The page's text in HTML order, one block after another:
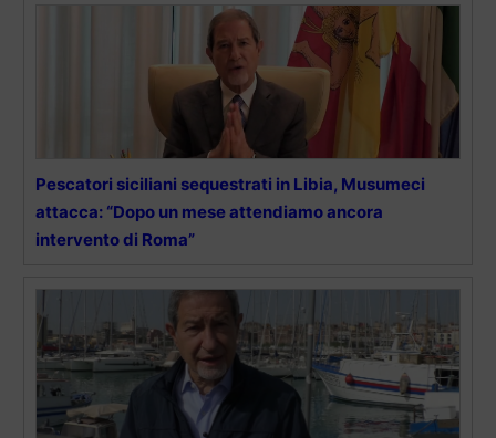
Pescatori siciliani sequestrati in Libia, Musumeci
attacca: “Dopo un mese attendiamo ancora
intervento di Roma”